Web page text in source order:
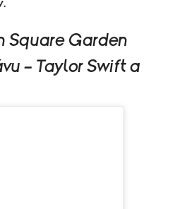
Square Garden
– Taylor Swift a